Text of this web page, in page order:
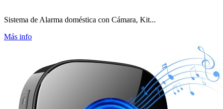
Sistema de Alarma doméstica con Cámara, Kit...
Más info